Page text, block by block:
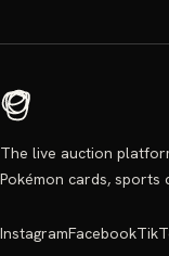
The live auction
Pokémon cards, sports
InstagramFacebook